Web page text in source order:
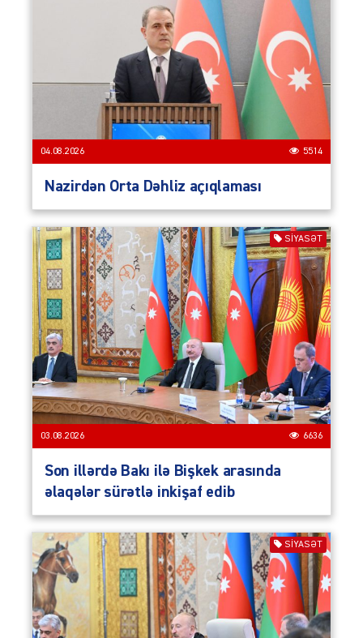
04.08.2026 5514
Nazirdən Orta Dəhliz açıqlaması
SIYASƏT
03.08.2026 6636
Son illərdə Bakı ilə Bişkek arasında
əlaqələr sürətlə inkişaf edib
SIYASƏT